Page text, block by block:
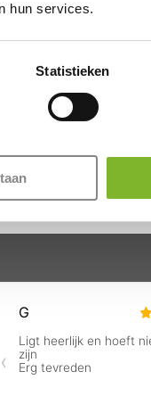
hun services.
Statistieken
Restbetaling
#59305 (1)